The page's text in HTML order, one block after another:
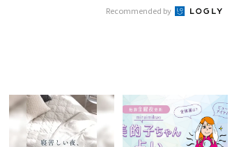
Recommended by